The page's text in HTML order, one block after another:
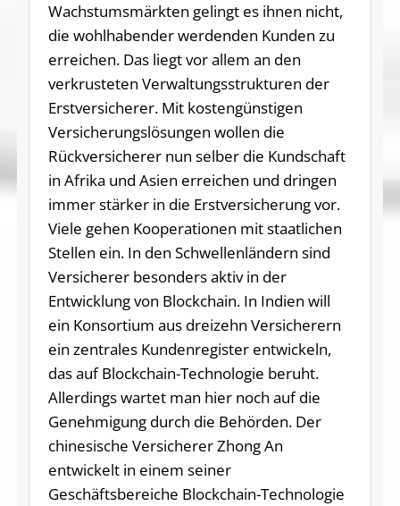
Wachstumsmärkten gelingt es ihnen nicht,
die wohlhabender werdenden Kunden zu
erreichen. Das liegt vor allem an den
verkrusteten Verwaltungsstrukturen der
Erstversicherer. Mit kostengünstigen
Versicherungslösungen wollen die
Rückversicherer nun selber die Kundschaft
in Afrika und Asien erreichen und dringen
immer stärker in die Erstversicherung vor.
Viele gehen Kooperationen mit staatlichen
Stellen ein. In den Schwellenländern sind
Versicherer besonders aktiv in der
Entwicklung von Blockchain. In Indien will
ein Konsortium aus dreizehn Versicherern
ein zentrales Kundenregister entwickeln,
das auf Blockchain-Technologie beruht.
Allerdings wartet man hier noch auf die
Genehmigung durch die Behörden. Der
chinesische Versicherer Zhong An
entwickelt in einem seiner
Geschäftsbereiche Blockchain-Technologie